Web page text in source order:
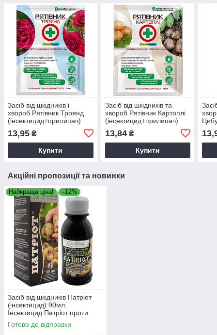
Засіб від шкідників і
хвороб Рятівник Троянд
(інсектицид+прилипач)
13,95 ₴
Купити
Засіб від шкідників та
хвороб Рятівник Картоплі
(інсектицид+прилипач)
13,84₴
Купити
Акційні пропозиції та новинки
Найкраща ціна! –12%
Засіб від шкідників Патріот
(інсектицид) 90мл,
Інсектицид Патріот проти
колорадського жука
Готово до відправки